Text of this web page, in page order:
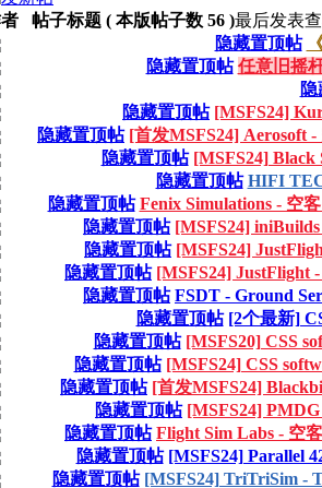
帖子标题 ( 本版帖子数 56 )最后发表
隐藏置顶帖
隐藏置顶帖 任意旧摇
隐藏置顶帖 [MSFS24]
隐藏置顶帖 [首发MSFS24] Aerosoft -
隐藏置顶帖 [MSFS24] Black
隐藏置顶帖 HIFI
隐藏置顶帖 Fenix Simulations - 空
隐藏置顶帖 [MSFS24]
隐藏置顶帖 [MSFS24]
隐藏置顶帖 [MSFS24] JustFlight
隐藏置顶帖 FSDT - Ground
隐藏置顶帖 [2个最新]
隐藏置顶帖 [MSFS20] CSS
隐藏置顶帖 [MSFS24] CSS
隐藏置顶帖 [首发MSFS24]
隐藏置顶帖 [MSFS24]
隐藏置顶帖 Flight Sim Labs - 空
隐藏置顶帖 [MSFS24] Parallel
隐藏置顶帖 [MSFS24] TriTriSim -